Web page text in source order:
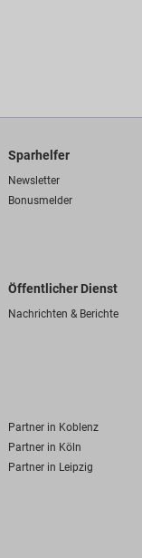
Sparhelfer
Newsletter
Bonusmelder
Öffentlicher Dienst
Nachrichten & Berichte
Partner in Koblenz
Partner in Köln
Partner in Leipzig